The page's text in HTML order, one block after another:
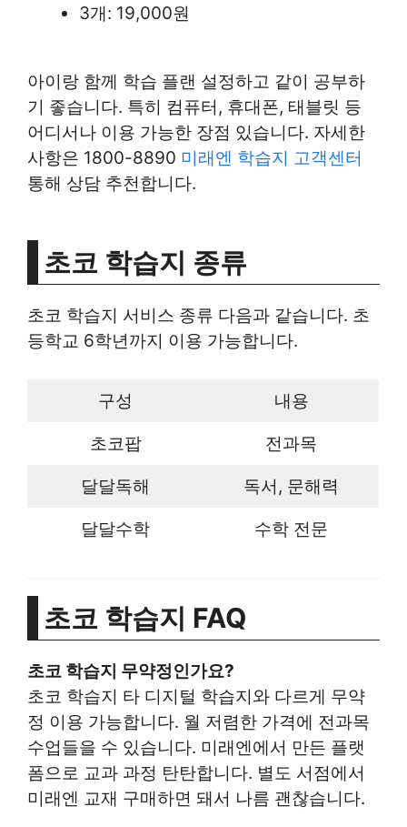
3개: 19,000원
아이랑 함께 학습 플랜 설정하고 같이 공부하
기 좋습니다. 특히 컴퓨터, 휴대폰, 태블릿 등
어디서나 이용 가능한 장점 있습니다. 자세한
사항은 1800-8890 미래엔 학습지 고객센터
통해 상담 추천합니다.
초코 학습지 종류
초코 학습지 서비스 종류 다음과 같습니다. 초
등학교 6학년까지 이용 가능합니다.
구성 내용
초코팝 전과목
달달독해 독서, 문해력
달달수학 수학 전문
초코 학습지 FAQ
초코 학습지 무약정인가요?
초코 학습지 타 디지털 학습지와 다르게 무약
정 이용 가능합니다. 월 저렴한 가격에 전과목
수업들을 수 있습니다. 미래엔에서 만든 플랫
폼으로 교과 과정 탄탄합니다. 별도 서점에서
미래엔 교재 구매하면 돼서 나름 괜찮습니다.